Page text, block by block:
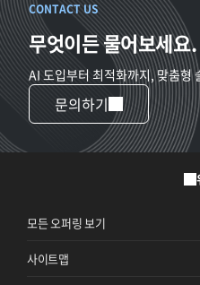
CONTACT US
무엇이든 물어보세요.
AI 도입부터 최적화까지, 맞춤형
문의하기
모든 오퍼링 보기
사이트맵